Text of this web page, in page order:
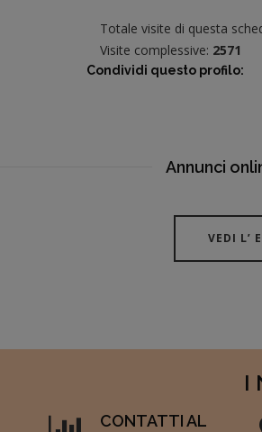
Totale visite di questa
Visite complessive: 2571
Condividi questo profilo:
Annunci
VEDI L’
I
CONTATTI AL